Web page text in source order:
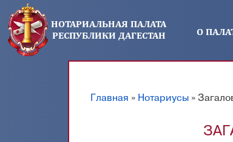
Перейти к основному содержанию
НОТАРИАЛЬНАЯ ПАЛАТА
РЕСПУБЛИКИ ДАГЕСТАН
О
Главная » Нотариусы »